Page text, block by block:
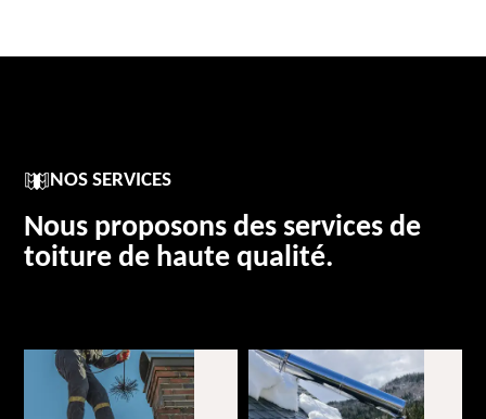
NOS SERVICES
Nous proposons des services de
toiture de haute qualité.